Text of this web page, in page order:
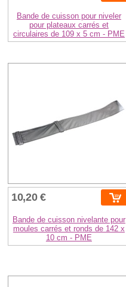
Bande de cuisson pour niveler
pour plateaux carrés et
circulaires de 109 x 5 cm - PME
10,20 €
Bande de cuisson nivelante pour
moules carrés et ronds de 142 x
10 cm - PME